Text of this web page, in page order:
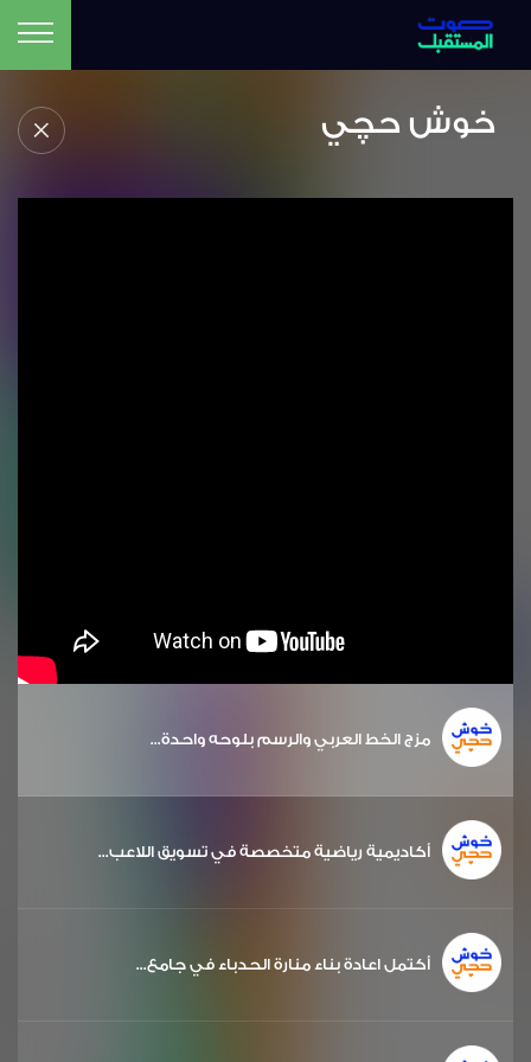
خوش حچي
مزج الخط العربي والرسم بلوحه واحدة...
أكاديمية رياضية متخصصة في تسويق اللاعب...
أكتمل اعادة بناء منارة الحدباء في جامع...